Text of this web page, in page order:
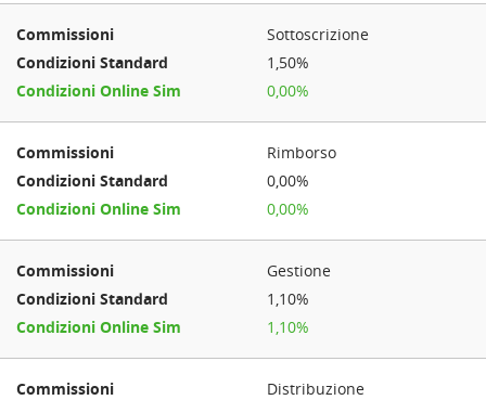
Sottoscrizione
1,50%
0,00%
Rimborso
0,00%
0,00%
Gestione
1,10%
1,10%
Distribuzione